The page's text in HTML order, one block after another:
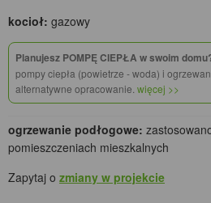
kocioł: gazowy
Planujesz POMPĘ CIEPŁA w swoim
pompy ciepła (powietrze - woda) i
alternatywne opracowanie. więcej >>
ogrzewanie podłogowe:
pomieszczeniach mieszkalnych
Zapytaj o zmiany w projekcie